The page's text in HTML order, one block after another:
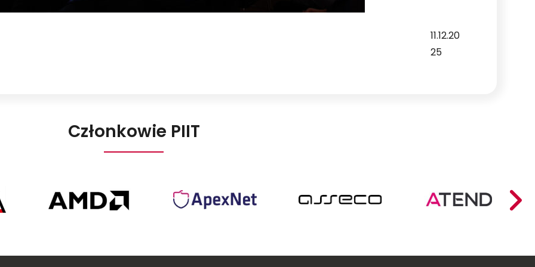
11.12.20
25
Członkowie PIIT
Poland